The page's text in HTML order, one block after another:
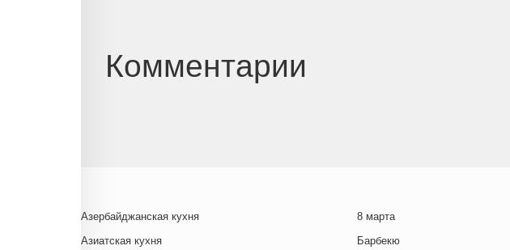
Комментарии
Азербайджанская кухня
Азиатская кухня
8 марта
Барбекю